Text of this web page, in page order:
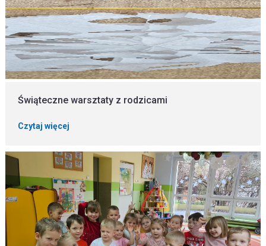
Świąteczne warsztaty z rodzicami
Czytaj więcej